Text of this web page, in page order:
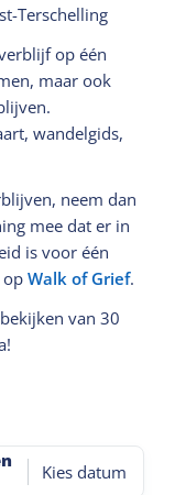
Terschelling
op één
maar ook
wandelgids,
neem dan
mee dat er in
is voor één
opWalk of Grief.
van 30
Kies datum